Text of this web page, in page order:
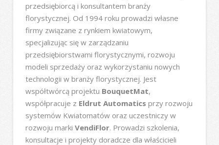
przedsiębiorcą i konsultantem branży
florystycznej. Od 1994 roku prowadzi własne
firmy związane z rynkiem kwiatowym,
specjalizując się w zarządzaniu
przedsiębiorstwami florystycznymi, rozwoju
modeli sprzedaży oraz wykorzystaniu nowych
technologii w branży florystycznej. Jest
współtwórcą projektu BouquetMat,
współpracuje z Eldrut Automatics przy rozwoju
systemów Kwiatomatów oraz uczestniczy w
rozwoju marki VendiFlor. Prowadzi szkolenia,
konsultacje i projekty doradcze dla właścicieli